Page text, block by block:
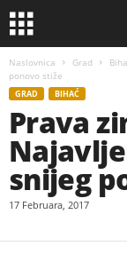
Naslovnica Grad
ponovo stiže
GRAD BIHAĆ
Prava
snijeg
17 Februara, 2017